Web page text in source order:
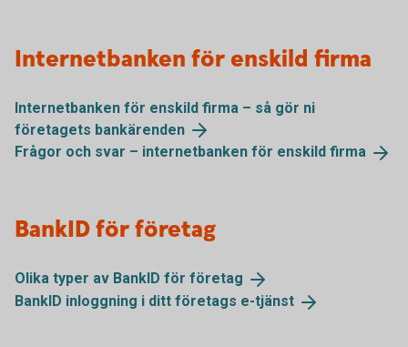
Internetbanken för enskild firma
Internetbanken för enskild firma – så gör ni
företagets bankärenden
Frågor och svar – internetbanken för enskild firma
BankID för företag
Olika typer av BankID för företag
BankID inloggning i ditt företags e-tjänst